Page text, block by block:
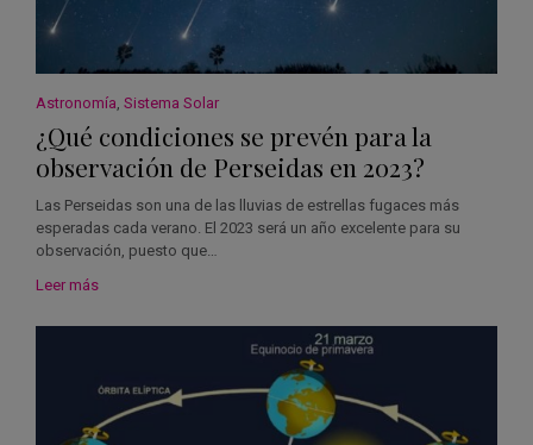
Astronomía Sistema Solar
¿Qué condiciones se prevén para la
observación de Perseidas en 2023?
Las Perseidas son una de las lluvias de estrellas fugaces más
esperadas cada verano. El 2023 será un año excelente para su
observación, puesto que…
Leer más